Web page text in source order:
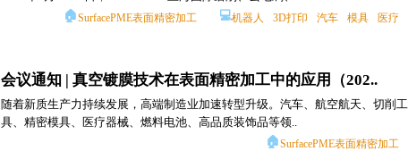
🏠SurfacePME表面精密加工 💻机器人 3D打印 汽车 模具 医疗
会议通知 | 真空镀膜技术在表面精密加工中的应用（202..
随着新质生产力持续发展，高端制造业加速转型升级。汽车、航空航天、切削工
具、精密模具、医疗器械、燃料电池、高品质装饰品等领..
🏠SurfacePME表面精密加工